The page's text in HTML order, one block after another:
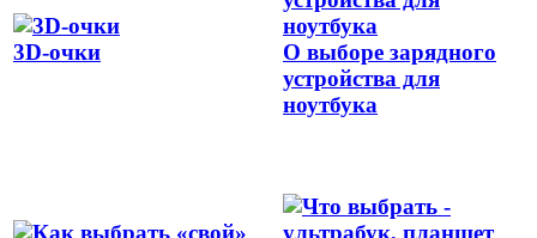
3D-очки
О выборе зарядного
устройства для
ноутбука